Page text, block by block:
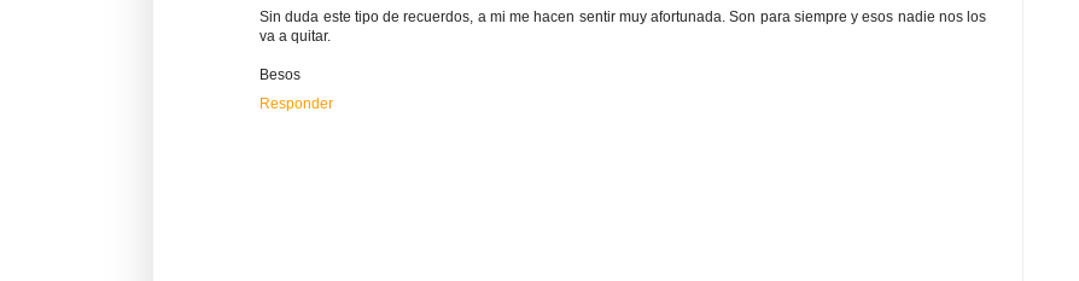
Sin duda este tipo de recuerdos, a mi me hacen sentir muy afortunada. Son para siempre y esos nadie nos los
va a quitar.
Besos
Responder